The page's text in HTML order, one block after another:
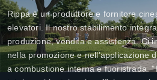
Rippa è un produttore e fornitore
elevatori. Il nostro stabilimento
produzione, vendita e assistenza. Ci
nella promozione e nell’applicazione
a combustione interna e fuoristrada.